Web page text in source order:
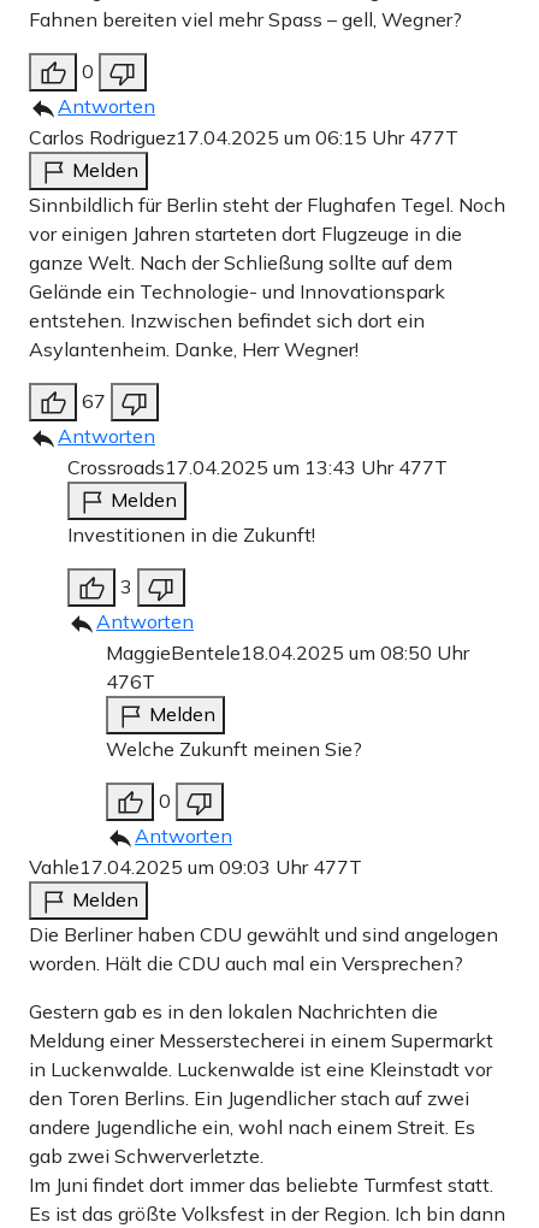
Fahnen bereiten viel mehr Spass – gell, Wegner?
0
Antworten
Carlos Rodriguez17.04.2025 um 06:15 Uhr 477T
Melden
Sinnbildlich für Berlin steht der Flughafen Tegel. Noch
vor einigen Jahren starteten dort Flugzeuge in die
ganze Welt. Nach der Schließung sollte auf dem
Gelände ein Technologie- und Innovationspark
entstehen. Inzwischen befindet sich dort ein
Asylantenheim. Danke, Herr Wegner!
67
Antworten
Crossroads17.04.2025 um 13:43 Uhr 477T
Melden
Investitionen in die Zukunft!
3
Antworten
MaggieBentele18.04.2025 um 08:50 Uhr
476T
Melden
Welche Zukunft meinen Sie?
0
Antworten
Vahle17.04.2025 um 09:03 Uhr 477T
Melden
Die Berliner haben CDU gewählt und sind angelogen
worden. Hält die CDU auch mal ein Versprechen?
Gestern gab es in den lokalen Nachrichten die
Meldung einer Messerstecherei in einem Supermarkt
in Luckenwalde. Luckenwalde ist eine Kleinstadt vor
den Toren Berlins. Ein Jugendlicher stach auf zwei
andere Jugendliche ein, wohl nach einem Streit. Es
gab zwei Schwerverletzte.
Im Juni findet dort immer das beliebte Turmfest statt.
Es ist das größte Volksfest in der Region. Ich bin dann